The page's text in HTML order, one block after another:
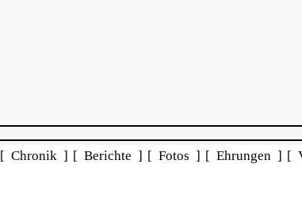
[ Chronik ] [ Berichte ] [ Fotos ] [ Ehrungen ] [